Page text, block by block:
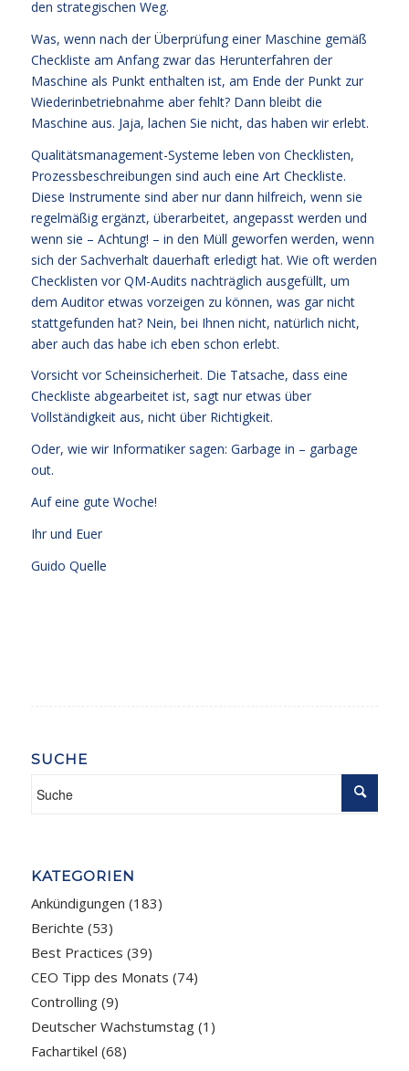
den strategischen Weg.
Was, wenn nach der Überprüfung einer Maschine gemäß
Checkliste am Anfang zwar das Herunterfahren der
Maschine als Punkt enthalten ist, am Ende der Punkt zur
Wiederinbetriebnahme aber fehlt? Dann bleibt die
Maschine aus. Jaja, lachen Sie nicht, das haben wir erlebt.
Qualitätsmanagement-Systeme leben von Checklisten,
Prozessbeschreibungen sind auch eine Art Checkliste.
Diese Instrumente sind aber nur dann hilfreich, wenn sie
regelmäßig ergänzt, überarbeitet, angepasst werden und
wenn sie – Achtung! – in den Müll geworfen werden, wenn
sich der Sachverhalt dauerhaft erledigt hat. Wie oft werden
Checklisten vor QM-Audits nachträglich ausgefüllt, um
dem Auditor etwas vorzeigen zu können, was gar nicht
stattgefunden hat? Nein, bei Ihnen nicht, natürlich nicht,
aber auch das habe ich eben schon erlebt.
Vorsicht vor Scheinsicherheit. Die Tatsache, dass eine
Checkliste abgearbeitet ist, sagt nur etwas über
Vollständigkeit aus, nicht über Richtigkeit.
Oder, wie wir Informatiker sagen: Garbage in – garbage
out.
Auf eine gute Woche!
Ihr und Euer
Guido Quelle
SUCHE
KATEGORIEN
Ankündigungen (183)
Berichte (53)
Best Practices (39)
CEO Tipp des Monats (74)
Controlling(9)
Deutscher Wachstumstag(1)
Fachartikel (68)